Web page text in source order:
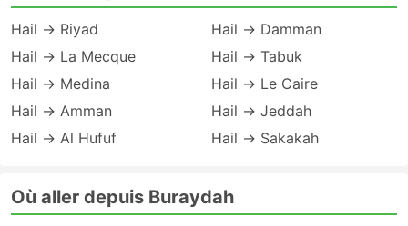
Hail → Riyad
Hail → La Mecque
Hail → Medina
Hail → Amman
Hail → Al Hufuf
Hail → Damman
Hail → Tabuk
Hail → Le Caire
Hail → Jeddah
Hail → Sakakah
Où aller depuis Buraydah